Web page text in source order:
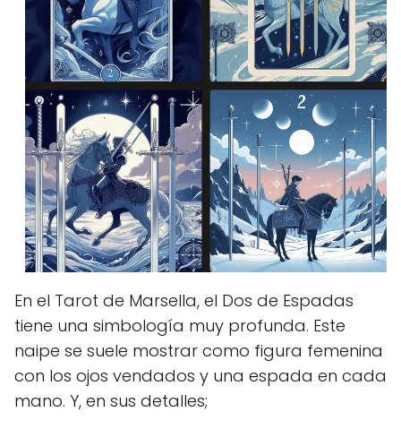
En el Tarot de Marsella, el Dos de Espadas
tiene una simbología muy profunda. Este
naipe se suele mostrar como figura femenina
con los ojos vendados y una espada en cada
mano. Y, en sus detalles;